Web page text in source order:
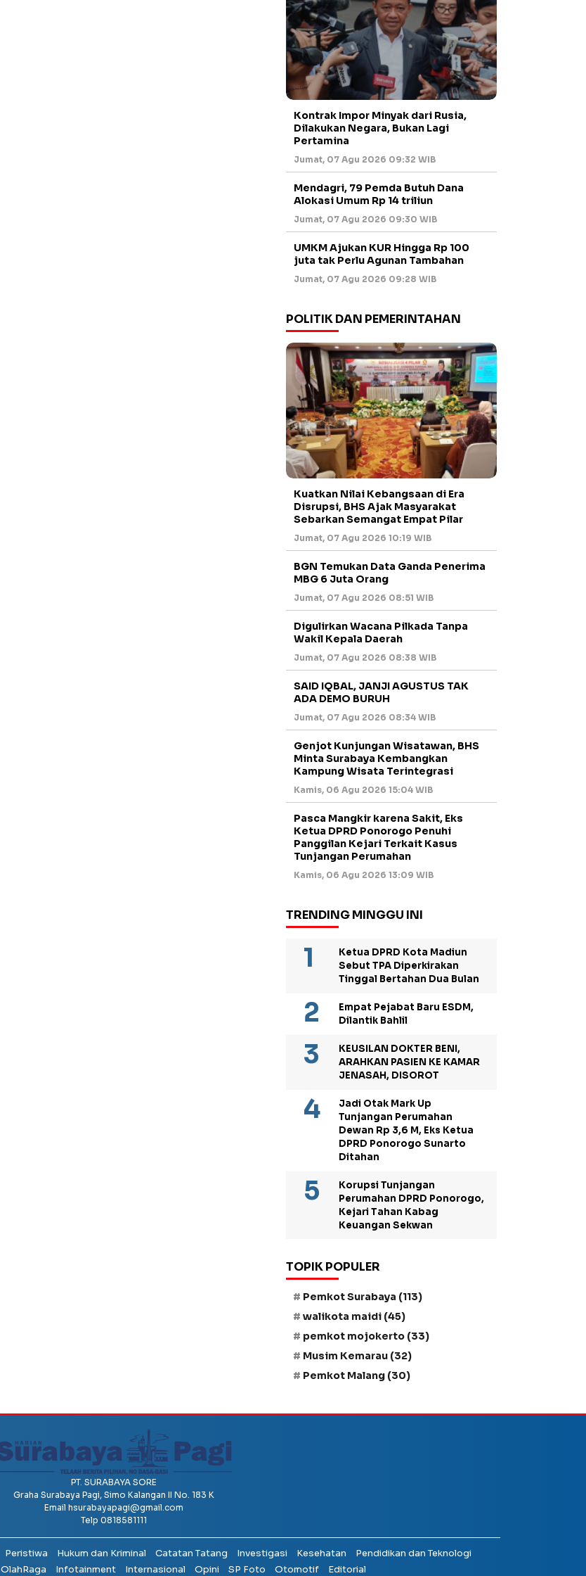
Kontrak Impor Minyak dari Rusia,
Dilakukan Negara, Bukan Lagi
Pertamina
Jumat, 07 Agu 2026 09:32 WIB
Mendagri, 79 Pemda Butuh Dana
Alokasi Umum Rp 14 triliun
Jumat, 07 Agu 2026 09:30 WIB
UMKM Ajukan KUR Hingga Rp 100
juta tak Perlu Agunan Tambahan
Jumat, 07 Agu 2026 09:28 WIB
POLITIK DAN PEMERINTAHAN
Kuatkan Nilai Kebangsaan di Era
Disrupsi, BHS Ajak Masyarakat
Sebarkan Semangat Empat Pilar
Jumat, 07 Agu 2026 10:19 WIB
BGN Temukan Data Ganda Penerima
MBG 6 Juta Orang
Jumat, 07 Agu 2026 08:51 WIB
Digulirkan Wacana Pilkada Tanpa
Wakil Kepala Daerah
Jumat, 07 Agu 2026 08:38 WIB
SAID IQBAL, JANJI AGUSTUS TAK
ADA DEMO BURUH
Jumat, 07 Agu 2026 08:34 WIB
Genjot Kunjungan Wisatawan, BHS
Minta Surabaya Kembangkan
Kampung Wisata Terintegrasi
Kamis, 06 Agu 2026 15:04 WIB
Pasca Mangkir karena Sakit, Eks
Ketua DPRD Ponorogo Penuhi
Panggilan Kejari Terkait Kasus
Tunjangan Perumahan
Kamis, 06 Agu 2026 13:09 WIB
TRENDING MINGGU INI
Ketua DPRD Kota Madiun
Sebut TPA Diperkirakan
Tinggal Bertahan Dua Bulan
Empat Pejabat Baru ESDM,
Dilantik Bahlil
KEUSILAN DOKTER BENI,
ARAHKAN PASIEN KE KAMAR
JENASAH, DISOROT
Jadi Otak Mark Up
Tunjangan Perumahan
Dewan Rp 3,6 M, Eks Ketua
DPRD Ponorogo Sunarto
Ditahan
Korupsi Tunjangan
Perumahan DPRD Ponorogo,
Kejari Tahan Kabag
Keuangan Sekwan
TOPIK POPULER
Pemkot Surabaya (113)
walikota maidi (45)
pemkot mojokerto (33)
Musim Kemarau (32)
Pemkot Malang (30)
PT. SURABAYA SORE
Graha Surabaya Pagi, Simo Kalangan II No. 183 K
Email hsurabayapagi@gmail.com
Telp 0818581111
Peristiwa Hukum dan Kriminal Catatan Tatang Investigasi Kesehatan
Pendidikan dan Teknologi
OlahRaga Infotainment Internasional Opini SP Foto Otomotif Editorial